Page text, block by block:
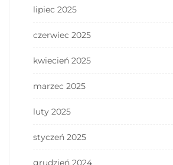
lipiec 2025
czerwiec 2025
kwiecień 2025
marzec 2025
luty 2025
styczeń 2025
grudzień 2024